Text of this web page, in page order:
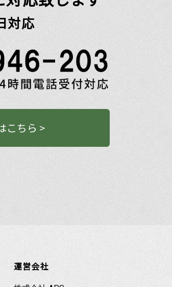
対応
こちら >
運営会社